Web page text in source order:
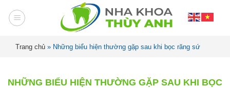
Trang chủ » Những biểu hiện thường gặp sau khi bọc răng sứ
NHỮNG BIỂU HIỆN THƯỜNG GẶP SAU KHI BỌC